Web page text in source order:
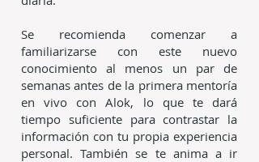
Se recomienda comenzar a
familiarizarse con este nuevo
conocimiento al menos un par de
semanas antes de la primera mentoría
en vivo con Alok, lo que te dará
tiempo suficiente para contrastar la
información con tu propia experiencia
personal. También se te anima a ir